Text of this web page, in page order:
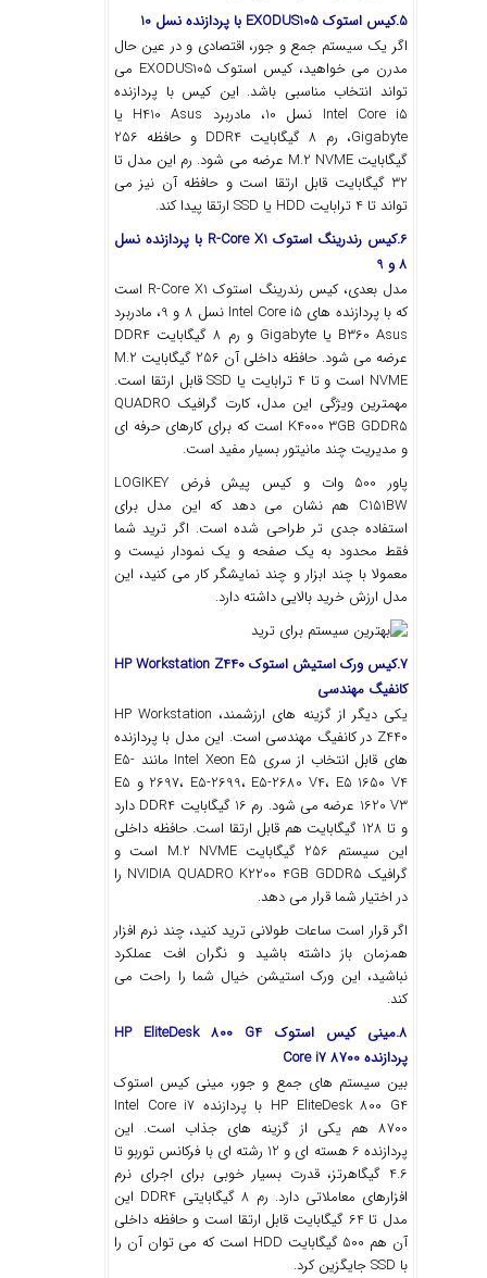
5.کیس استوک EXODUS105 با پردازنده نسل 10
اگر یک سیستم جمع‌ و جور، اقتصادی و در عین حال
مدرن می خواهید، کیس استوک EXODUS105 می
‌تواند انتخاب مناسبی باشد. این کیس با پردازنده
Intel Core i5 نسل 10، مادربرد H410 Asus یا
Gigabyte، رم 8 گیگابایت DDR4 و حافظه 256
گیگابایت M.2 NVME عرضه می‌ شود. رم این مدل تا
32 گیگابایت قابل ارتقا است و حافظه آن نیز می
‌تواند تا 4 ترابایت HDD یا SSD ارتقا پیدا کند.
6.کیس رندرینگ استوک R-Core X1 با پردازنده نسل
8 و 9
مدل بعدی، کیس رندرینگ استوک R-Core X1 است
که با پردازنده‌ های Intel Core i5 نسل 8 و 9، مادربرد
B360 Asus یا Gigabyte و رم 8 گیگابایت DDR4
عرضه می‌ شود. حافظه داخلی آن 256 گیگابایت M.2
NVME است و تا 4 ترابایت یا SSD قابل ارتقا است.
مهمترین ویژگی این مدل، کارت گرافیک QUADRO
K4000 3GB GDDR5 است که برای کارهای حرفه‌ ای
و مدیریت چند مانیتور بسیار مفید است.
پاور 500 وات و کیس پیش ‌فرض LOGIKEY
C151BW هم نشان می ‌دهد که این مدل برای
استفاده جدی ‌تر طراحی شده است. اگر ترید شما
فقط محدود به یک صفحه و یک نمودار نیست و
معمولا با چند ابزار و چند نمایشگر کار می ‌کنید، این
مدل ارزش خرید بالایی داشته دارد.
7.کیس ورک استیش استوک HP Workstation Z440
کانفیگ مهندسی
یکی دیگر از گزینه‌ های ارزشمند، HP Workstation
Z440 در کانفیگ مهندسی است. این مدل با پردازنده‌
های قابل انتخاب از سری Intel Xeon E5 مانند E5-
2697، E5-2699، E5-2680 V4، E5 1650 V4 و E5
1620 V3 عرضه می ‌شود. رم 16 گیگابایت DDR4 دارد
و تا 128 گیگابایت هم قابل ارتقا است. حافظه داخلی
این سیستم 256 گیگابایت M.2 NVME است و
گرافیک NVIDIA QUADRO K2200 4GB GDDR5 را
در اختیار شما قرار می ‌دهد.
اگر قرار است ساعات طولانی ترید کنید، چند نرم ‌افزار
همزمان باز داشته باشید و نگران افت عملکرد
نباشید، این ورک ‌استیشن خیال شما را راحت می
کند.
8.مینی کیس استوک HP EliteDesk 800 G4
پردازنده Core i7 8700
بین سیستم‌ های جمع ‌و جور، مینی کیس استوک
HP EliteDesk 800 G4 با پردازنده Intel Core i7
8700 هم یکی از گزینه ‌های جذاب است. این
پردازنده 6 هسته ‌ای و 12 رشته‌ ای با فرکانس توربو تا
4.6 گیگاهرتز، قدرت بسیار خوبی برای اجرای نرم
‌افزارهای معاملاتی دارد. رم 8 گیگابایتی DDR4 این
مدل تا 64 گیگابایت قابل ارتقا است و حافظه داخلی
آن هم 500 گیگابایت HDD است که می ‌توان آن را
با SSD جایگزین کرد.